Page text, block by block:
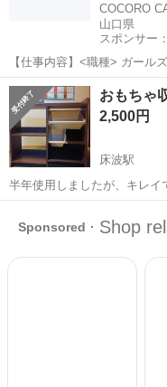
COCORO
山口県
スポンサー
【仕事内容】<職種> ガール
ーレディ(ナイトワーク系)、
トワーク系) <雇用形態> ア
2,200円～、2...
アルバイト・パート
おもちゃ
2,500円
床波駅
半年使用しましたが、キレイ
です